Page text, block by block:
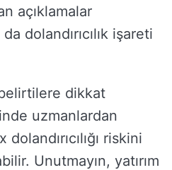
açıklamalar
dolandırıcılık işareti
belirtilere dikkat
uzmanlardan
riskini
Unutmayın, yatırım